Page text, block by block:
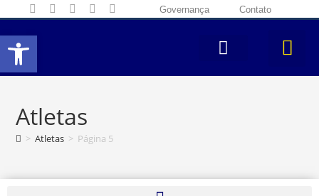
Abrir a barra de ferramentas
Governança Contato
Atletas
> Atletas > Página 5